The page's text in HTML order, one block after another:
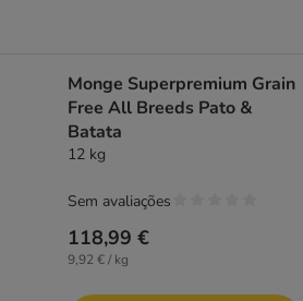
Monge Superpremium Grain
Free All Breeds Pato &
Batata
12 kg
118,99 €
9,92 € / kg
Sem avaliações